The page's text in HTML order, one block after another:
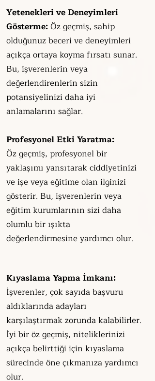
Yetenekleri ve Deneyimleri
Gösterme:Öz geçmiş, sahip
olduğunuz beceri ve deneyimleri
açıkça ortaya koyma fırsatı sunar.
Bu, işverenlerin veya
değerlendirenlerin sizin
potansiyelinizi daha iyi
anlamalarını sağlar.
Profesyonel Etki Yaratma:
Öz geçmiş, profesyonel bir
yaklaşımı yansıtarak ciddiyetinizi
ve işe veya eğitime olan ilginizi
gösterir. Bu, işverenlerin veya
eğitim kurumlarının sizi daha
olumlu bir ışıkta
değerlendirmesine yardımcı olur.
Kıyaslama Yapma İmkanı:
İşverenler, çok sayıda başvuru
aldıklarında adayları
karşılaştırmak zorunda kalabilirler.
İyi bir öz geçmiş, niteliklerinizi
açıkça belirttiği için kıyaslama
sürecinde öne çıkmanıza yardımcı
olur.